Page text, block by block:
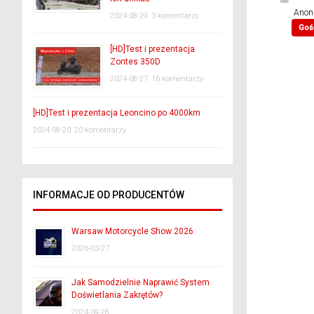
2024-08-29 3 komentarzy
[HD]Test i prezentacja
Zontes 350D
2024-08-27 16 komentarzy
[HD]Test i prezentacja Leoncino po 4000km
2024-08-20 20 komentarzy
INFORMACJE OD PRODUCENTÓW
Warsaw Motorcycle Show 2026
2026-03-27
Jak Samodzielnie Naprawić System
Doświetlania Zakrętów?